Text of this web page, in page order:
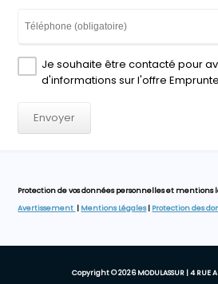
Je souhaite être contacté pour
d'informations sur l'offre
Protection de vos données personnelles et mentions
Avertissement | Mentions Légales| Protection des
Copyright © 2026 MODULASSUR | 4 RUE